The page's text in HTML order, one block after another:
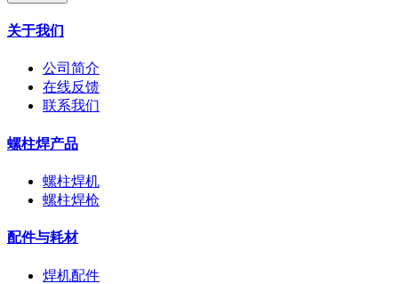
关于我们
公司简介
在线反馈
联系我们
螺柱焊产品
螺柱焊机
螺柱焊枪
配件与耗材
焊机配件